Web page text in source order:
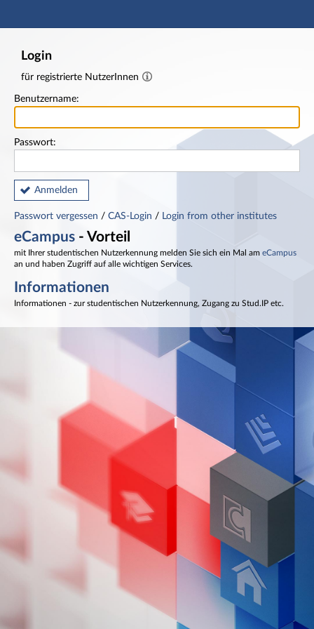
Hauptnavigation
Login
für registrierte NutzerInnen
Benutzername:
Passwort:
Anmelden
Passwort vergessen / CAS-Login / Login from other institutes
eCampus - Vorteil
mit Ihrer studentischen Nutzerkennung melden Sie sich ein Mal am eCampus
an und haben Zugriff auf alle wichtigen Services.
Informationen
Informationen - zur studentischen Nutzerkennung, Zugang zu Stud.IP etc.